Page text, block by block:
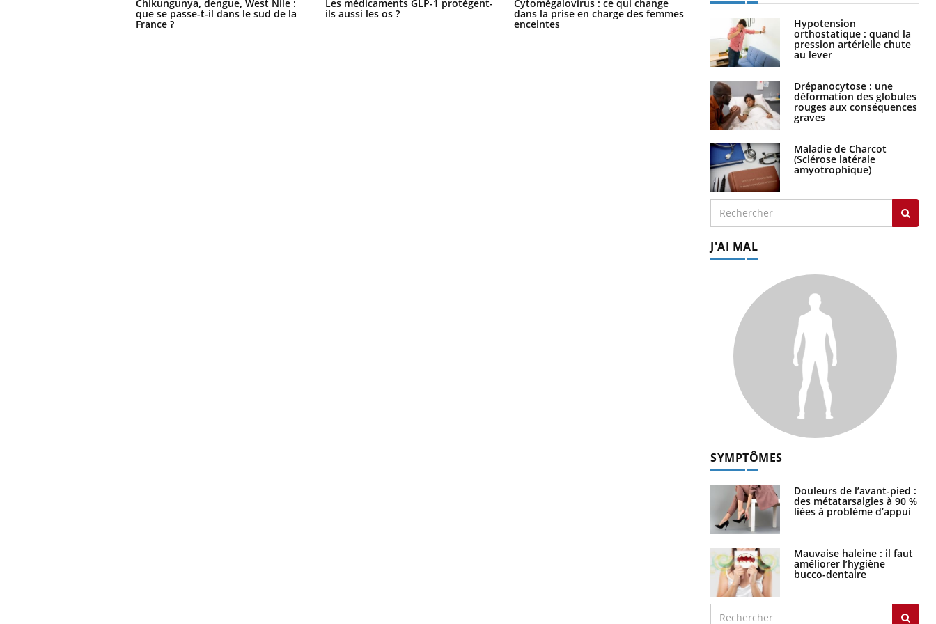
Chikungunya, dengue, West Nile :
que se passe-t-il dans le sud de la
France ?
Les médicaments GLP-1 protègent-
ils aussi les os ?
Cytomégalovirus : ce qui change
dans la prise en charge des femmes
enceintes Hypotension
orthostatique : quand la
pression artérielle chute
au lever
Drépanocytose : une
déformation des globules
rouges aux conséquences
graves
Maladie de Charcot
(Sclérose latérale
amyotrophique)
J'AI MAL
SYMPTÔMES
Douleurs de l’avant-pied :
des métatarsalgies à 90 %
liées à problème d’appui
Mauvaise haleine : il faut
améliorer l’hygiène
bucco-dentaire